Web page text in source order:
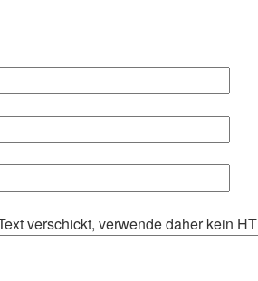
verschickt, verwende daher kein